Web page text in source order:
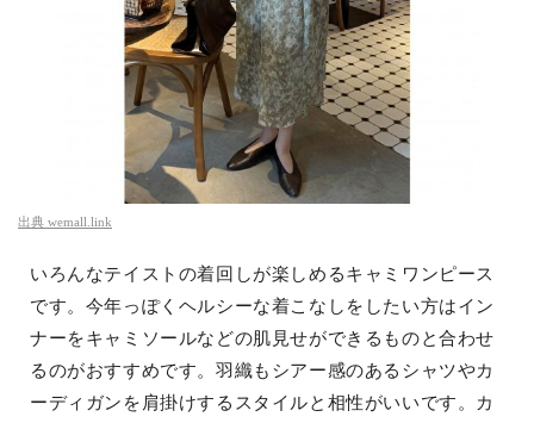
出典 wemall.link
いろんなテイストの着回しが楽しめるキャミワンピース
です。今年っぽくヘルシーな着こなしをしたい方はイン
ナーをキャミソールなどの肌見せができるものと合わせ
るのがおすすめです。羽織もシアー感のあるシャツやカ
ーディガンを肩掛けするスタイルと相性がいいです。カ